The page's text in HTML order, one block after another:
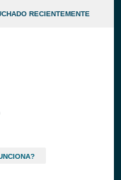
RECIENTEMENTE